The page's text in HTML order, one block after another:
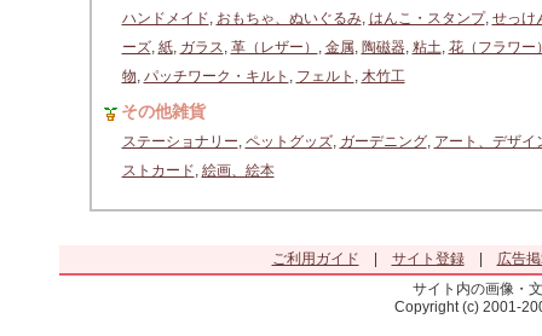
ハンドメイド, おもちゃ、ぬいぐるみ, はんこ・スタンプ, せっけ
ーズ, 紙, ガラス, 革（レザー） , 金属, 陶磁器, 粘土, 花（フラワー
物, パッチワーク・キルト , フェルト , 木竹工
その他雑貨
ステーショナリー, ペットグッズ, ガーデニング, アート、デザイ
ストカード, 絵画、絵本
ご利用ガイド サイト登録|
広告
サイト内の画像・
Copyright (c) 2001-